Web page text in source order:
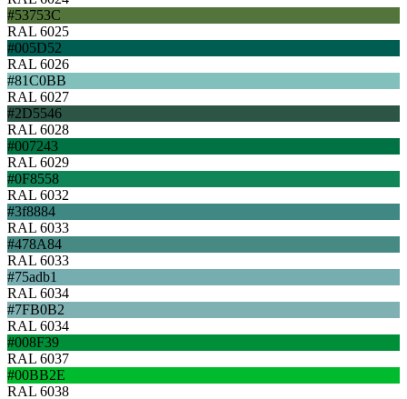
#53753C
RAL 6025
#005D52
RAL 6026
#81C0BB
RAL 6027
#2D5546
RAL 6028
#007243
RAL 6029
#0F8558
RAL 6032
#3f8884
RAL 6033
#478A84
RAL 6033
#75adb1
RAL 6034
#7FB0B2
RAL 6034
#008F39
RAL 6037
#00BB2E
RAL 6038